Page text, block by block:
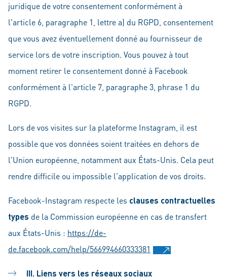
juridique de votre consentement conformément à
l'article 6, paragraphe 1, lettre a) du RGPD, consentement
que vous avez éventuellement donné au fournisseur de
service lors de votre inscription. Vous pouvez à tout
moment retirer le consentement donné à Facebook
conformément à l'article 7, paragraphe 3, phrase 1 du
RGPD.
Lors de vos visites sur la plateforme Instagram, il est
possible que vos données soient traitées en dehors de
l'Union européenne, notamment aux États-Unis. Cela peut
rendre difficile ou impossible l'application de vos droits.
Facebook-Instagram respecte les clauses contractuelles
types de la Commission européenne en cas de transfert
aux États-Unis : https://de-
de.facebook.com/help/566994660333381
III. Liens vers les réseaux sociaux